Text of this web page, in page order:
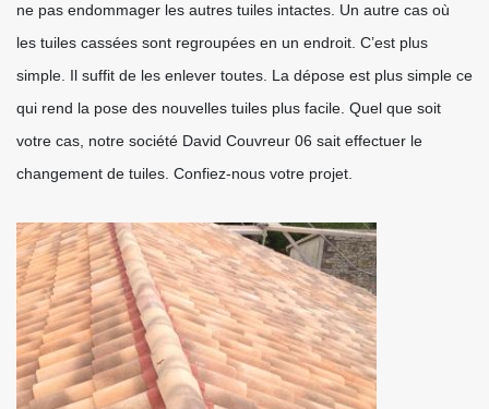
ne pas endommager les autres tuiles intactes. Un autre cas où
les tuiles cassées sont regroupées en un endroit. C’est plus
simple. Il suffit de les enlever toutes. La dépose est plus simple ce
qui rend la pose des nouvelles tuiles plus facile. Quel que soit
votre cas, notre société David Couvreur 06 sait effectuer le
changement de tuiles. Confiez-nous votre projet.